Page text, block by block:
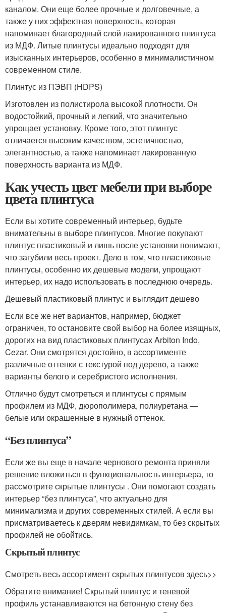
каналом. Они еще более прочные и долговечные, а
также у них эффектная поверхность, которая
напоминает благородный слой лакированного плинтуса
из МДФ. Литые плинтусы идеально подходят для
изысканных интерьеров, особенно в минималистичном
современном стиле.
Плинтус из ПЭВП (HDPS)
Изготовлен из полистирола высокой плотности. Он
водостойкий, прочный и легкий, что значительно
упрощает установку. Кроме того, этот плинтус
отличается высоким качеством, эстетичностью,
элегантностью, а также напоминает лакированную
поверхность варианта из МДФ.
Как учесть цвет мебели при выборе
цвета плинтуса
Если вы хотите современный интерьер, будьте
внимательны в выборе плинтусов. Многие покупают
плинтус пластиковый и лишь после установки понимают,
что загубили весь проект. Дело в том, что пластиковые
плинтусы, особенно их дешевые модели, упрощают
интерьер, их надо использовать в последнюю очередь.
Дешевый пластиковый плинтус и выглядит дешево
Если все же нет вариантов, например, бюджет
ограничен, то остановите свой выбор на более изящных,
дорогих на вид пластиковых плинтусах Arbiton Indo,
Cezar. Они смотрятся достойно, в ассортименте
различные оттенки с текстурой под дерево, а также
варианты белого и серебристого исполнения.
Отлично будут смотреться и плинтусы с прямым
профилем из МДФ, дюрополимера, полиуретана —
белые или окрашенные в нужный оттенок.
“Без плинтуса”
Если же вы еще в начале чернового ремонта приняли
решение вложиться в функциональность интерьера, то
рассмотрите скрытые плинтусы . Они помогают создать
интерьер “без плинтуса”, что актуально для
минимализма и других современных стилей. А если вы
присматриваетесь к дверям невидимкам, то без скрытых
профилей не обойтись.
Скрытый плинтус
Смотреть весь ассортимент скрытых плинтусов здесь>>
Обратите внимание! Скрытый плинтус и теневой
профиль устанавливаются на бетонную стену без